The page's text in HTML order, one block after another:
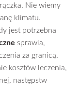
Nie wiemy
klimatu.
jest potrzebna
sprawia,
za granicą.
kosztów leczenia,
następstw